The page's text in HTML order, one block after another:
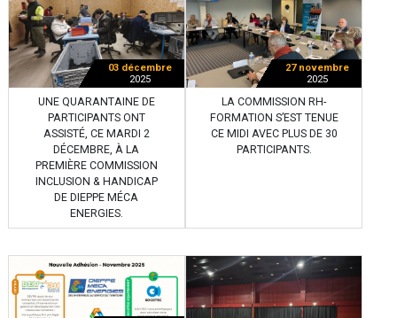
03 décembre
2025
UNE QUARANTAINE DE
PARTICIPANTS ONT
ASSISTÉ, CE MARDI 2
DÉCEMBRE, À LA
PREMIÈRE COMMISSION
INCLUSION & HANDICAP
DE DIEPPE MÉCA
ENERGIES.
27 novembre
2025
LA COMMISSION RH-
FORMATION S’EST TENUE
CE MIDI AVEC PLUS DE 30
PARTICIPANTS.